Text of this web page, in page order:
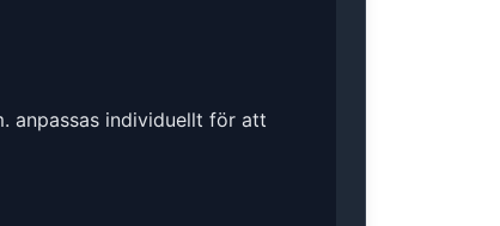
anpassas individuellt för att